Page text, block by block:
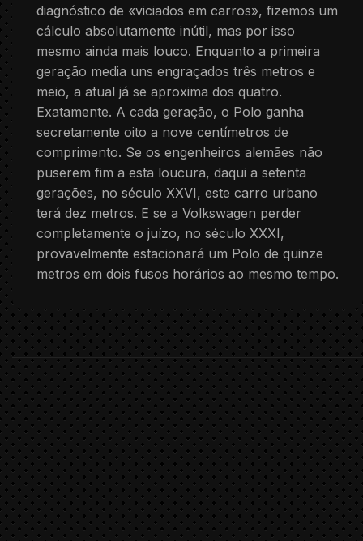
diagnóstico de «viciados em carros», fizemos um
cálculo absolutamente inútil, mas por isso
mesmo ainda mais louco. Enquanto a primeira
geração media uns engraçados três metros e
meio, a atual já se aproxima dos quatro.
Exatamente. A cada geração, o Polo ganha
secretamente oito a nove centímetros de
comprimento. Se os engenheiros alemães não
puserem fim a esta loucura, daqui a setenta
gerações, no século XXVI, este carro urbano
terá dez metros. E se a Volkswagen perder
completamente o juízo, no século XXXI,
provavelmente estacionará um Polo de quinze
metros em dois fusos horários ao mesmo tempo.